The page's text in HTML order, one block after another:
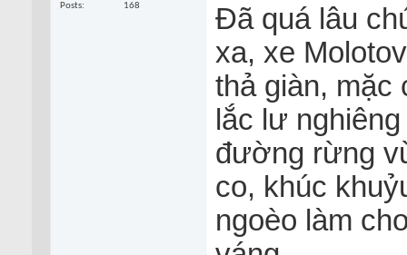
Posts
168
Đã quá lâu
xa, xe
thả giàn, mặc
lắc lư
đường rừng
co, khúc
ngoèo làm